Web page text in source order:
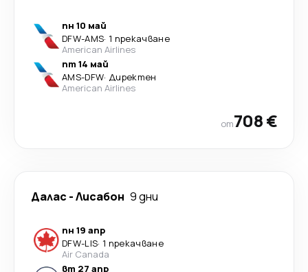
пн 10 май
DFW-AMS· 1 прекачване
American Airlines
пт 14 май
AMS-DFW· Директен
American Airlines
от708 €
Далас -Лисабон 9 дни
пн 19 апр
DFW-LIS· 1 прекачване
Air Canada
вт 27 апр